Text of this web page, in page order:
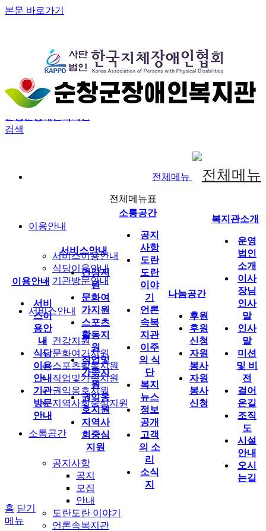
본문 바로가기
로그인
회원가입
정보찾기
사용자메뉴
순창군장애인복지관
검색
전체메뉴
이용안내
서비스이용안내
식당이용안내
기관방문안내
서비스안내
건강지원
문화여가지원
스포츠활동지원
직업및가족지원
권익옹호지원
지역사회중심지원
소통공간
공지사항
공지
모집
안내
도란도란 이야기
언론속복지관
전체메뉴표
이용안내
서비
스이
용안
내
식당
이용
안내
기관
방문
안내
서비스안내
건강지
원
문화여
가지원
스포츠
활동지
원
직업및
가족지
원
권익옹
호지원
지역사
회중심
지원
소통공간
공지
사항
도란
도란
이야
기
언론
속복
지관
이주
의 식
단
복지
뉴스
정보
공개
고객
의 소
리
소식
지
나눔공간
후원
후원
신청
자원
봉사
자원
봉사
신청
복지관소개
운영
법인
소개
이사
장님
인사
말
인사
말
미션
및 비
전
걸어
온길
조직
도
시설
안내
오시
는길
홈 닫기
메뉴